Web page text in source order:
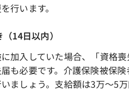
行います。
14日以内）
加入していた場合、「資格
も必要です。介護保険被保
ましょう。支給額は3万～5万